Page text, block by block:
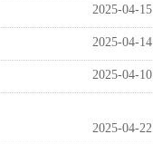
2025-04-15
2025-04-14
2025-04-10
2025-04-22